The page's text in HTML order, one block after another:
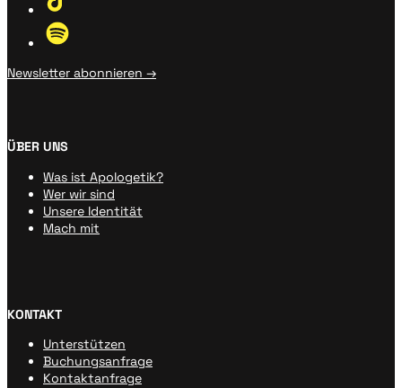
Newsletter abonnieren →
ÜBER UNS
Was ist Apologetik?
Wer wir sind
Unsere Identität
Mach mit
KONTAKT
Unterstützen
Buchungsanfrage
Kontaktanfrage